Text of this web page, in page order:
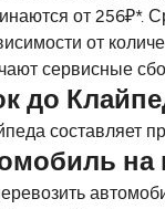
от 256₽*.
от
сервисные
до
составляет